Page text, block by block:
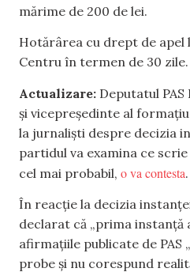
mărime de 200 de lei.
Hotărârea cu drept de apel
Centru în termen de 30 zile.
Actualizare: Deputatul
și vicepreședinte al
la jurnaliști despre decizia
partidul va examina ce
cel mai probabil, o va contesta.
În reacție la decizia
declarat că „prima instanță
afirmațiile publicate de PAS
probe și nu corespund